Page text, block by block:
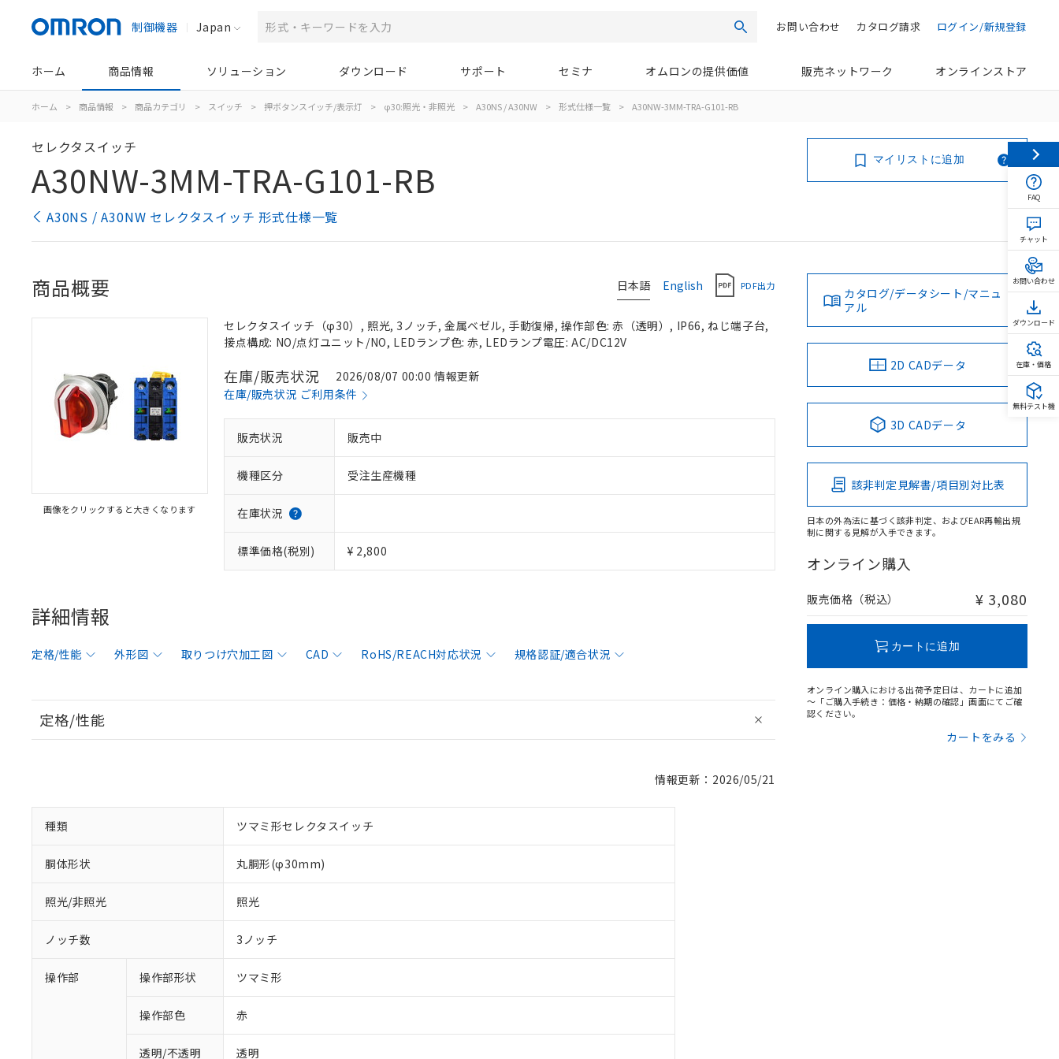
制御機器 Japan 検索 ログイン/新規登録
カタログ請求
お問い合わせ
ホーム 商品情報 ソリューション ダウンロード サポート セミナ オムロンの提供価値 販売ネットワーク オンラインストア
ホーム > 商品情報 > 商品カテゴリ > スイッチ > 押ボタンスイッチ/表示灯 > φ30:照光・非照光 > A30NS / A30NW > 形式仕様一覧 > A30NW-3MM-TRA-G101-RB
セレクタスイッチ
A30NW-3MM-TRA-G101-RB
A30NS / A30NW セレクタスイッチ 形式仕様一覧
マイリストに追加
日本語 English PDF出力
商品概要
画像をクリックすると大きくなります
セレクタスイッチ（φ30）, 照光, 3ノッチ, 金属ベゼル, 手動復帰, 操作部色: 赤（透明）, IP66, ねじ端子台,
接点構成: NO/点灯ユニット/NO, LEDランプ色: 赤, LEDランプ電圧: AC/DC12V
在庫/販売状況
2026/08/07 00:00 情報更新
在庫/販売状況 ご利用条件
販売状況 販売中
機種区分 受注生産機種
在庫状況
標準価格(税別) ¥ 2,800
詳細情報
定格/性能 外形図 取りつけ穴加工図 CAD RoHS/REACH対応状況 規格認証/適合状況
定格/性能
情報更新：2026/05/21
種類 ツマミ形セレクタスイッチ
胴体形状 丸胴形(φ30mm)
照光/非照光 照光
ノッチ数 3ノッチ
操作部 操作部形状 ツマミ形
操作部色 赤
透明/不透明 透明
カタログ/データシート/マニュ
アル
2D CADデータ
3D CADデータ
該非判定見解書/項目別対比表
日本の外為法に基づく該非判定、およびEAR再輸出規
制に関する見解が入手できます。
オンライン購入
販売価格（税込） ¥ 3,080
カートに追加
オンライン購入における出荷予定日は、カートに追加
～「ご購入手続き：価格・納期の確認」画面にてご確
認ください。
カートをみる
FAQ
チャット
お問い合わせ
ダウンロード
在庫・価格
無料テスト機